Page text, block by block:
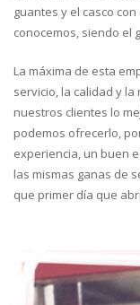
guantes y el casco
conocemos, siendo el
La máxima de esta
servicio, la calidad y
nuestros clientes lo
podemos ofrecerlo,
experiencia, un buen
las mismas ganas de
que primer día que